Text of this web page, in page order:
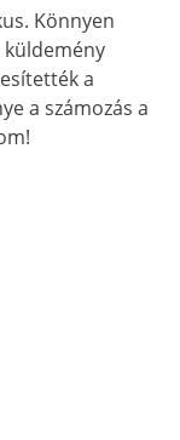
Könnyen
küldemény
a
a számozás a